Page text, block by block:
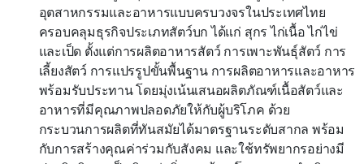
อุตสาหกรรมและอาหารแบบครบวงจรในประเทศไทย
ครอบคลุมธุรกิจประเภทสัตว์บก ได้แก่ สุกร ไก่เนื้อ ไก่ไข่
และเป็ด ตั้งแต่การผลิตอาหารสัตว์ การเพาะพันธุ์สัตว์ การ
เลี้ยงสัตว์ การแปรรูปขั้นพื้นฐาน การผลิตอาหารและอาหาร
พร้อมรับประทาน โดยมุ่งเน้นเสนอผลิตภัณฑ์เนื้อสัตว์และ
อาหารที่มีคุณภาพปลอดภัยให้กับผู้บริโภค ด้วย
กระบวนการผลิตที่ทันสมัยได้มาตรฐานระดับสากล พร้อม
กับการสร้างคุณค่าร่วมกับสังคม และใช้ทรัพยากรอย่างมี